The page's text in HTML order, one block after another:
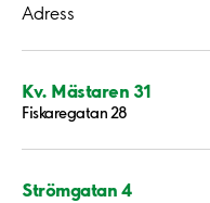
Adress
Kv. Mästaren 31
Fiskaregatan 28
Strömgatan 4